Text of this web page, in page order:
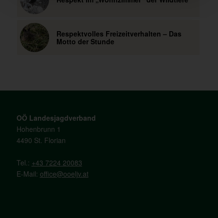
Respektvolles Freizeitverhalten – Das
Motto der Stunde
OÖ Landesjagdverband
Hohenbrunn 1
4490 St. Florian
Tel.: +43 7224 20083
E-Mail: office@ooeljv.at